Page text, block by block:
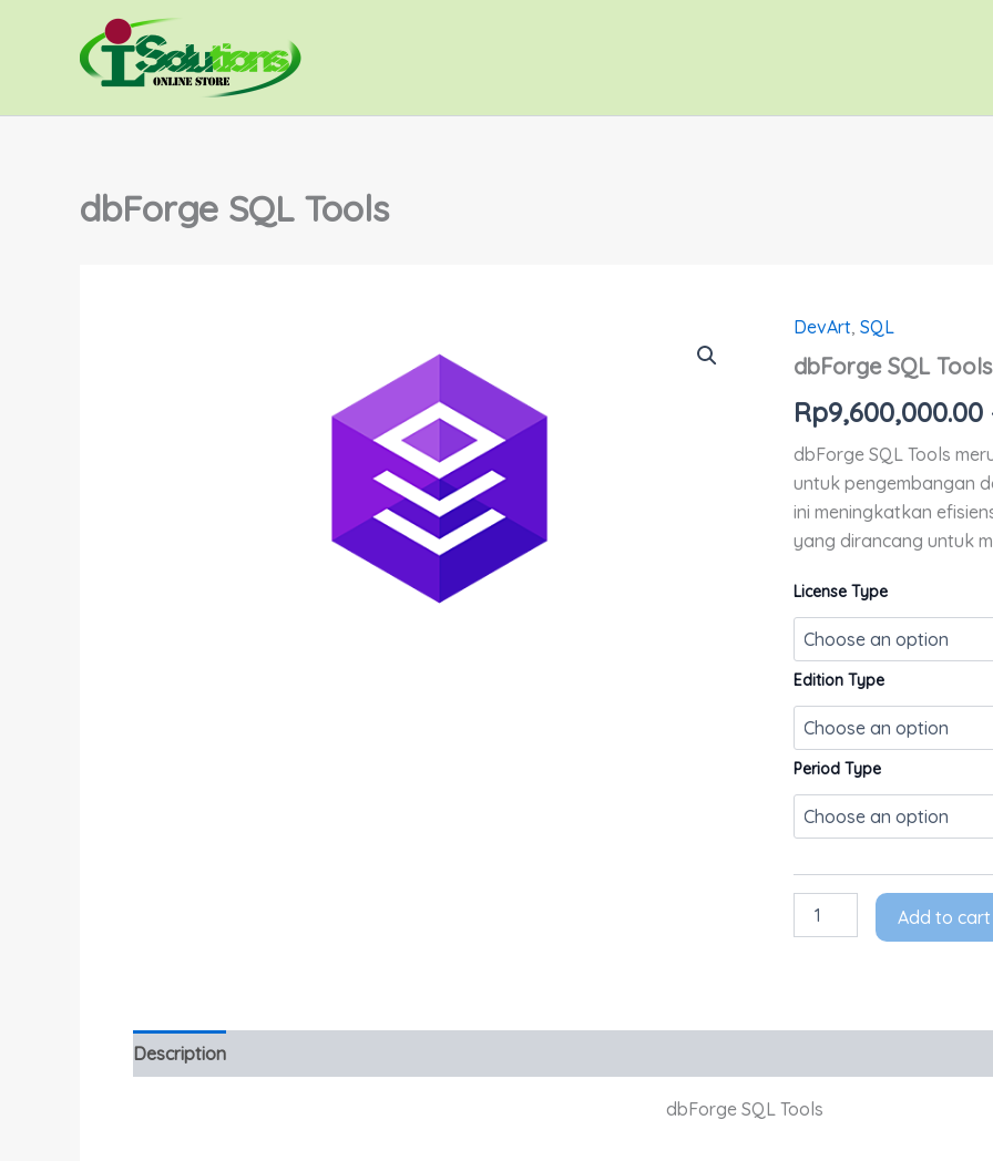
dbForge SQL Tools
DevArt,SQL
dbForge SQL Tools
Rp9,600,000.00
dbForge SQL Tools
untuk pengembangan
ini meningkatkan
yang dirancang untuk
License Type
Edition Type
Period Type
dbForge
Tools
Add to cart
Description
dbForge SQL Tools